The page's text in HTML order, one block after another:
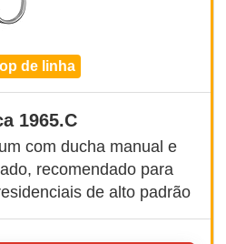
top de linha
1965.C
com ducha manual e
recomendado para
de alto padrão